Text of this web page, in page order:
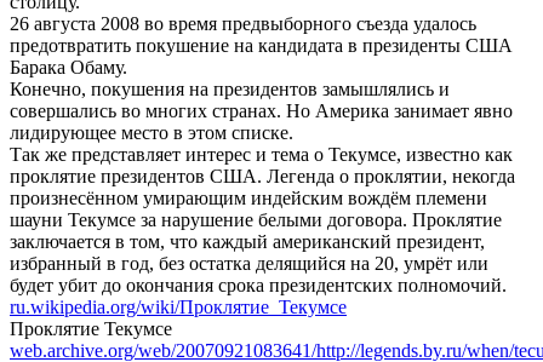
26 августа 2008 во время предвыборного съезда удалось
предотвратить покушение на кандидата в президенты США
Барака Обаму.
Конечно, покушения на президентов замышлялись и
совершались во многих странах. Но Америка занимает явно
лидирующее место в этом списке.
Так же представляет интерес и тема о Текумсе, известно как
проклятие президентов США. Легенда о проклятии, некогда
произнесённом умирающим индейским вождём племени
шауни Текумсе за нарушение белыми договора. Проклятие
заключается в том, что каждый американский президент,
избранный в год, без остатка делящийся на 20, умрёт или
будет убит до окончания срока президентских полномочий.
ru.wikipedia.org/wiki/Проклятие_Текумсе
Проклятие Текумсе
web.archive.org/web/20070921083641/http://legends.by.ru/when/